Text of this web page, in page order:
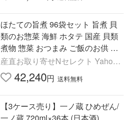
ほたての旨煮 96袋セット 旨煮 貝
類のお惣菜 海鮮 ホタテ 国産 貝類
煮物 惣菜 おつまみ ご飯のお供 帆
立 北海道
産直お取り寄せNセレクト Yahoo!
店 42,240円 送料無料
【3ケース売り】一ノ蔵 ひめぜん/